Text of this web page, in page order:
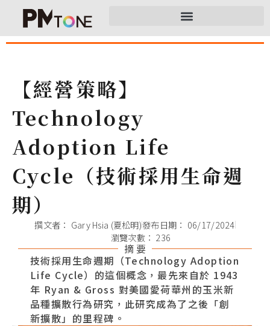
【經營策略】
Technology
Adoption Life
Cycle（技術採用生命週
期）
撰文者： Gary Hsia (夏松明)發布日期： 06/17/2024
瀏覽次數： 236
摘 要
技術採用生命週期（Technology Adoption
Life Cycle）的這個概念，最先來自於 1943
年 Ryan & Gross 對美國愛荷華州的玉米新
品種擴散行為研究，此研究成為了之後「創
新擴散」的里程碑。